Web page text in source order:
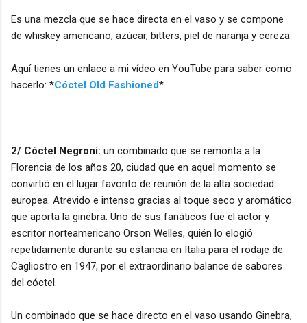
Es una mezcla que se hace directa en el vaso y se compone
de whiskey americano, azúcar, bitters, piel de naranja y cereza.
Aquí tienes un enlace a mi vídeo en YouTube para saber como
hacerlo: *Cóctel Old Fashioned*
2/ Cóctel Negroni: un combinado que se remonta a la
Florencia de los años 20, ciudad que en aquel momento se
convirtió en el lugar favorito de reunión de la alta sociedad
europea. Atrevido e intenso gracias al toque seco y aromático
que aporta la ginebra. Uno de sus fanáticos fue el actor y
escritor norteamericano Orson Welles, quién lo elogió
repetidamente durante su estancia en Italia para el rodaje de
Cagliostro en 1947, por el extraordinario balance de sabores
del cóctel.
Un combinado que se hace directo en el vaso usando Ginebra,